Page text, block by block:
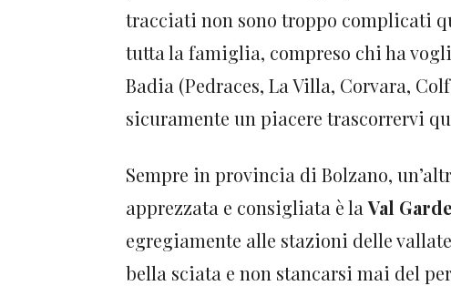
tracciati non sono troppo complicati
tutta la famiglia, compreso chi ha
Badia (Pedraces, La Villa, Corvara,
sicuramente un piacere trascorrervi
Sempre in provincia di Bolzano,
apprezzata e consigliata è laVal
egregiamente alle stazioni delle
bella sciata e non stancarsi mai del